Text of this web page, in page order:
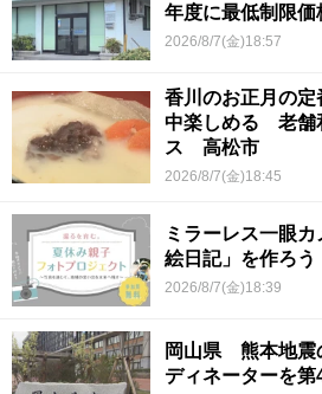
年度に最低制限
2026/8/7(金)18:57
香川のお正月の
中楽しめる 老舗
ス 高松市
2026/8/7(金)18:45
ミラーレス一眼
絵日記」を作ろ
2026/8/7(金)18:39
岡山県 熊本地震
ディネーターを第